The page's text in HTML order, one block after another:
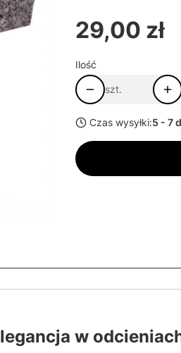
Cena
29,00 zł
Ilość
szt.
Czas wysyłki:5 - 7
w